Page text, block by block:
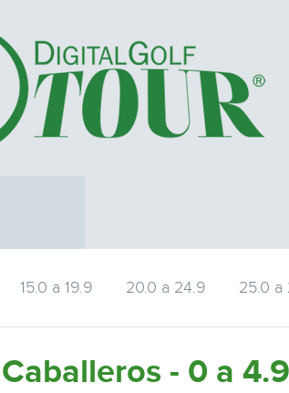
15.0 a 19.9 20.0 a 24.9 25.0 a
Caballeros - 0 a 4.9